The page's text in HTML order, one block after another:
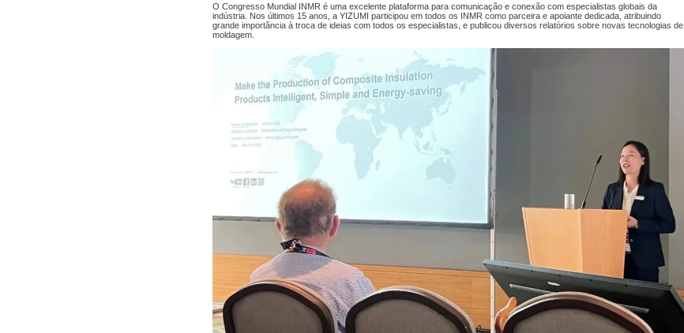
O Congresso Mundial INMR é uma excelente plataforma para comunicação e conexão com especialistas globais da
indústria. Nos últimos 15 anos, a YIZUMI participou em todos os INMR como parceira e apoiante dedicada, atribuindo
grande importância à troca de ideias com todos os especialistas, e publicou diversos relatórios sobre novas tecnologias de
moldagem.